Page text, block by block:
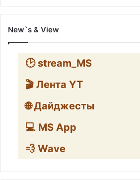
New`s & View
🕑 stream_MS
🎬 Лента YT
🌐 Дайджесты
💻 MS App
💨 Wave